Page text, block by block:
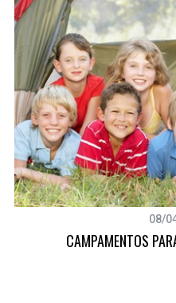
08/
CAMPAMENTOS